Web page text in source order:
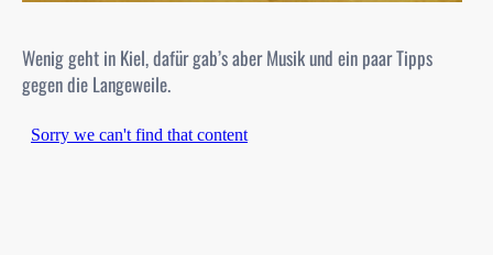
Wenig geht in Kiel, dafür gab’s aber Musik und ein paar Tipps
gegen die Langeweile.